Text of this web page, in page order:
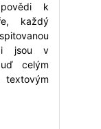
k
každý
jsou v
celým